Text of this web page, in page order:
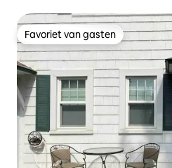
Favoriet van gasten
Favoriet van gasten